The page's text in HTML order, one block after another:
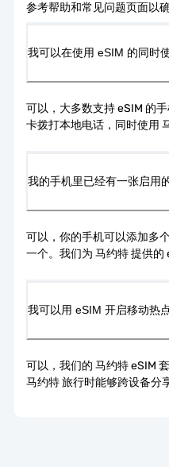
参考帮助和常见问题页面以
我可以在使用 eSIM 的同时
可以，大多数支持 eSIM 的
卡拨打本地电话，同时使用
我的手机里已经有一张启用
可以，你的手机可以添加多
一个。我们为 马约特 提供的
我可以用 eSIM 开启移动热
可以，我们的 马约特 eSIM
马约特 旅行时能够跨设备分